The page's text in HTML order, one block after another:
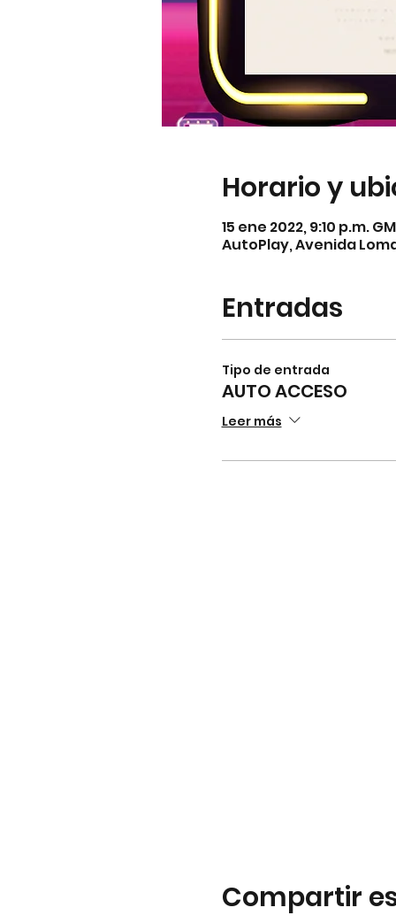
Horario y
15 ene 2022, 9:10 p.m.
AutoPlay, Avenida
Entradas
Tipo de entrada
AUTO ACCESO
Leer más
Compartir